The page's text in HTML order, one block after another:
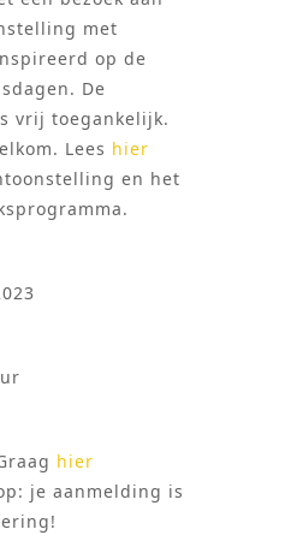
met
op de
De
vrij toegankelijk.
Lees hier
en het
hier
je aanmelding is